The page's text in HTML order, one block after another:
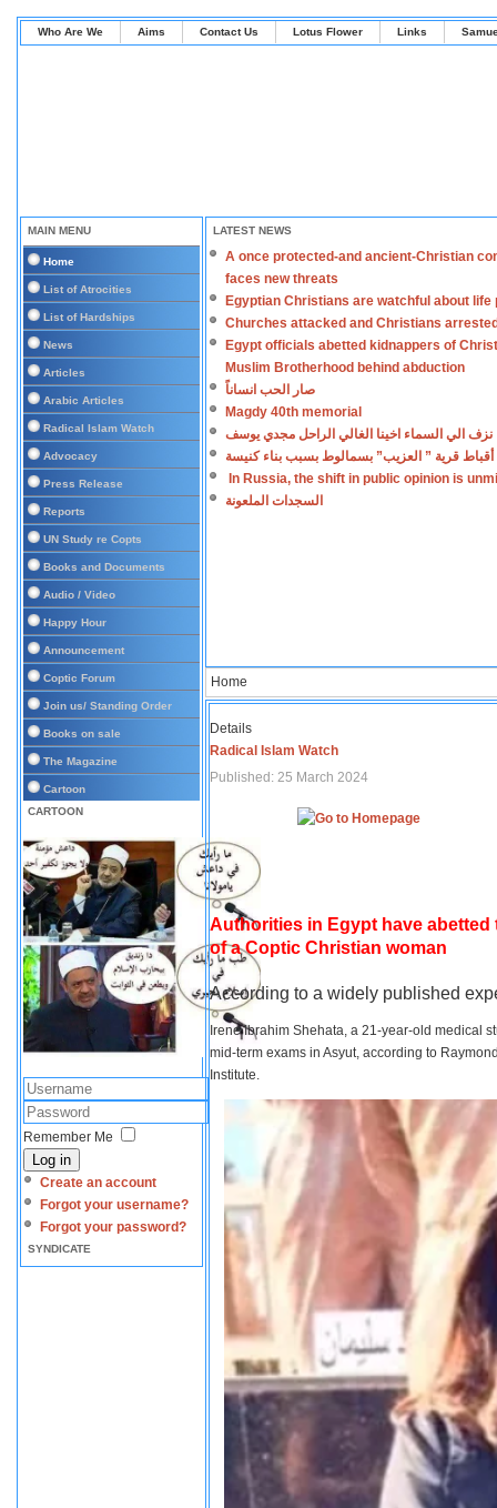
Who Are We Aims Contact Us Lotus Flower Links
MAIN MENU
Home
List of Atrocities
List of Hardships
News
Articles
Arabic Articles
Radical Islam Watch
Advocacy
Press Release
Reports
UN Study re Copts
Books and Documents
Audio / Video
Happy Hour
Announcement
Coptic Forum
Join us/ Standing Order
Books on sale
The Magazine
Cartoon
CARTOON
Remember Me
Log in
Create an account
Forgot your username?
Forgot your password?
SYNDICATE
LATEST NEWS
A once protected-and ancient-Christian
faces new threats
Egyptian Christians are watchful about life
Churches attacked and Christians
Egypt officials abetted kidnappers of
Muslim Brotherhood behind abduction
صار الحب انساناً
Magdy 40th memorial
نزف الي السماء اخينا الغالي الراحل مجدي يوسف
أقباط قرية ” العزيب” بسمالوط بسبب بناء كنيسة
In Russia, the shift in public opinion is
السجدات الملعونة
Home
Details
Radical Islam Watch
Published: 25 March 2024
Authorities in Egypt have
of a Coptic Christian woman
According to a widely published
Irene Ibrahim Shehata, a 21-year-old medical
mid-term exams in Asyut, according to
Institute.